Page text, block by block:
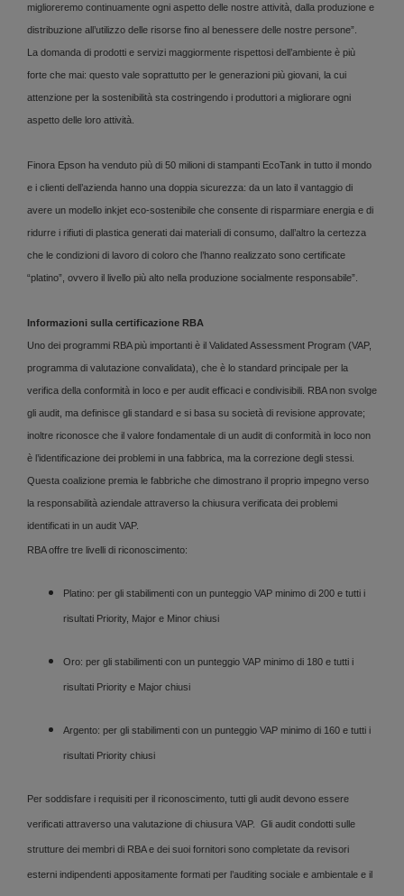
miglioreremo continuamente ogni aspetto delle nostre attività, dalla produzione e
distribuzione all’utilizzo delle risorse fino al benessere delle nostre persone”.
La domanda di prodotti e servizi maggiormente rispettosi dell’ambiente è più
forte che mai: questo vale soprattutto per le generazioni più giovani, la cui
attenzione per la sostenibilità sta costringendo i produttori a migliorare ogni
aspetto delle loro attività.
Finora Epson ha venduto più di 50 milioni di stampanti EcoTank in tutto il mondo
e i clienti dell’azienda hanno una doppia sicurezza: da un lato il vantaggio di
avere un modello inkjet eco-sostenibile che consente di risparmiare energia e di
ridurre i rifiuti di plastica generati dai materiali di consumo, dall’altro la certezza
che le condizioni di lavoro di coloro che l’hanno realizzato sono certificate
“platino”, ovvero il livello più alto nella produzione socialmente responsabile”.
Informazioni sulla certificazione RBA
Uno dei programmi RBA più importanti è il Validated Assessment Program (VAP,
programma di valutazione convalidata), che è lo standard principale per la
verifica della conformità in loco e per audit efficaci e condivisibili. RBA non svolge
gli audit, ma definisce gli standard e si basa su società di revisione approvate;
inoltre riconosce che il valore fondamentale di un audit di conformità in loco non
è l’identificazione dei problemi in una fabbrica, ma la correzione degli stessi.
Questa coalizione premia le fabbriche che dimostrano il proprio impegno verso
la responsabilità aziendale attraverso la chiusura verificata dei problemi
identificati in un audit VAP.
RBA offre tre livelli di riconoscimento:
Platino: per gli stabilimenti con un punteggio VAP minimo di 200 e tutti i
risultati Priority, Major e Minor chiusi
Oro: per gli stabilimenti con un punteggio VAP minimo di 180 e tutti i
risultati Priority e Major chiusi
Argento: per gli stabilimenti con un punteggio VAP minimo di 160 e tutti i
risultati Priority chiusi
Per soddisfare i requisiti per il riconoscimento, tutti gli audit devono essere
verificati attraverso una valutazione di chiusura VAP. Gli audit condotti sulle
strutture dei membri di RBA e dei suoi fornitori sono completate da revisori
esterni indipendenti appositamente formati per l’auditing sociale e ambientale e il